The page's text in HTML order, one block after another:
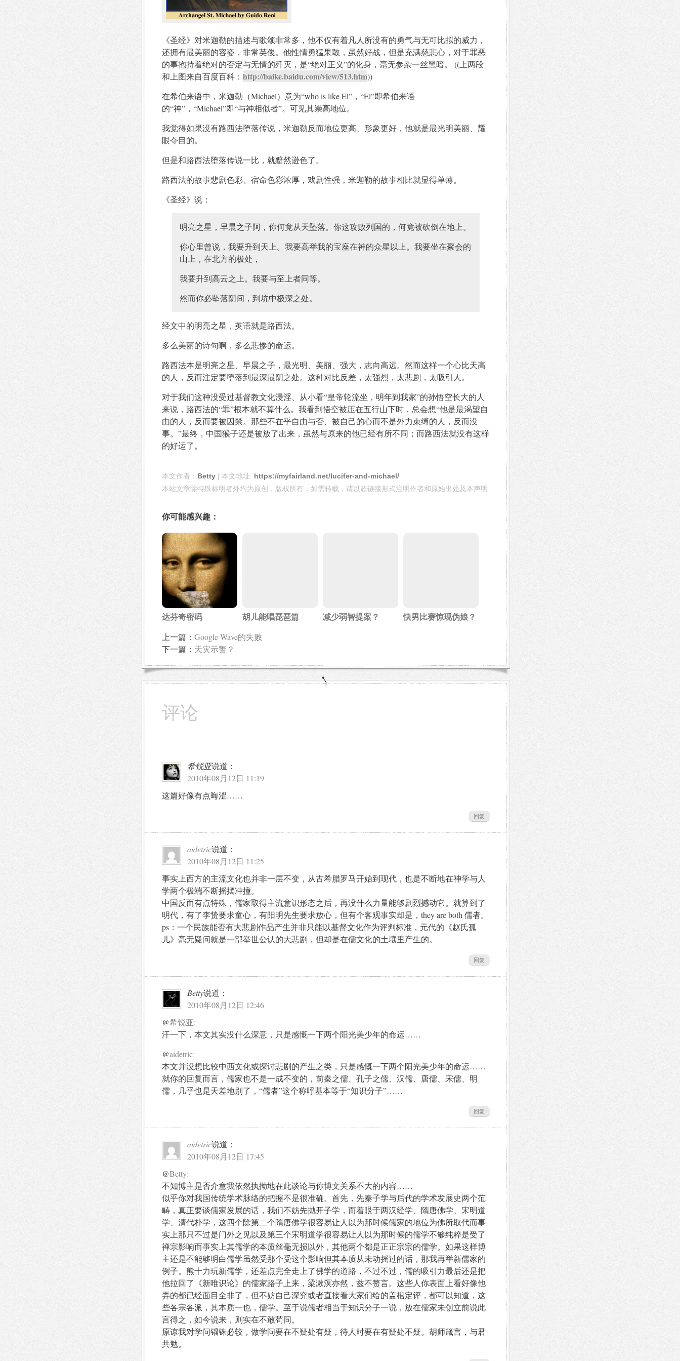
《圣经》对米迦勒的描述与歌颂非常多，他不仅有着凡人所没有的勇气与无可比拟的威力，
还拥有最美丽的容姿，非常英俊。他性情勇猛果敢，虽然好战，但是充满慈悲心，对于罪恶
的事抱持着绝对的否定与无情的歼灭，是“绝对正义”的化身，毫无参杂一丝黑暗。 ((上两段
和上图来自百度百科： http://baike.baidu.com/view/513.htm))
在希伯来语中，米迦勒（Michael）意为“who is like El”，“El”即希伯来语
的“神”，“Michael”即“与神相似者”。可见其崇高地位。
我觉得如果没有路西法堕落传说，米迦勒反而地位更高、形象更好，他就是最光明美丽、耀
眼夺目的。
但是和路西法堕落传说一比，就黯然逊色了。
路西法的故事悲剧色彩、宿命色彩浓厚，戏剧性强，米迦勒的故事相比就显得单薄。
《圣经》说：
明亮之星，早晨之子阿，你何竟从天坠落。你这攻败列国的，何竟被砍倒在地上。
你心里曾说，我要升到天上。我要高举我的宝座在神的众星以上。我要坐在聚会的
山上，在北方的极处，
我要升到高云之上。我要与至上者同等。
然而你必坠落阴间，到坑中极深之处。
经文中的明亮之星，英语就是路西法。
多么美丽的诗句啊，多么悲惨的命运。
路西法本是明亮之星、早晨之子，最光明、美丽、强大，志向高远。然而这样一个心比天高
的人，反而注定要堕落到最深最阴之处。这种对比反差，太强烈，太悲剧，太吸引人。
对于我们这种没受过基督教文化浸淫、从小看“皇帝轮流坐，明年到我家”的孙悟空长大的人
来说，路西法的“罪”根本就不算什么。我看到悟空被压在五行山下时，总会想“他是最渴望自
由的人，反而要被囚禁。那些不在乎自由与否、被自己的心而不是外力束缚的人，反而没
事。”最终，中国猴子还是被放了出来，虽然与原来的他已经有所不同；而路西法就没有这样
的好运了。
本文作者： Betty| 本文地址: https://myfairland.net/lucifer-and-michael/
本站文章除特殊标明者外均为原创，版权所有，如需转载，请以超链接形式注明作者和原始出处及本声明
你可能感兴趣：
达芬奇密码 胡儿能唱琵琶篇 减少弱智提案？ 快男比赛惊现伪娘？
上一篇： Google Wave的失败
下一篇： 天灾示警？
评论
希锐亚说道：
2010年08月12日 11:19
这篇好像有点晦涩……
回复
aidetric说道：
2010年08月12日 11:25
事实上西方的主流文化也并非一层不变，从古希腊罗马开始到现代，也是不断地在神学与人
学两个极端不断摇摆冲撞。
中国反而有点特殊，儒家取得主流意识形态之后，再没什么力量能够剧烈撼动它。就算到了
明代，有了李贽要求童心，有阳明先生要求放心，但有个客观事实却是，they are both 儒者。
ps：一个民族能否有大悲剧作品产生并非只能以基督文化作为评判标准，元代的《赵氏孤
儿》毫无疑问就是一部举世公认的大悲剧，但却是在儒文化的土壤里产生的。
回复
Betty说道：
2010年08月12日 12:46
@希锐亚:
汗一下，本文其实没什么深意，只是感慨一下两个阳光美少年的命运……
@aidetric:
本文并没想比较中西文化或探讨悲剧的产生之类，只是感慨一下两个阳光美少年的命运……
就你的回复而言，儒家也不是一成不变的，前秦之儒、孔子之儒、汉儒、唐儒、宋儒、明
儒，几乎也是天差地别了，“儒者”这个称呼基本等于“知识分子”……
回复
aidetric说道：
2010年08月12日 17:45
@Betty:
不知博主是否介意我依然执拗地在此谈论与你博文关系不大的内容……
似乎你对我国传统学术脉络的把握不是很准确。首先，先秦子学与后代的学术发展史两个范
畴，真正要谈儒家发展的话，我们不妨先抛开子学，而着眼于两汉经学、隋唐佛学、宋明道
学、清代朴学，这四个除第二个隋唐佛学很容易让人以为那时候儒家的地位为佛所取代而事
实上那只不过是门外之见以及第三个宋明道学很容易让人以为那时候的儒学不够纯粹是受了
禅宗影响而事实上其儒学的本质丝毫无损以外，其他两个都是正正宗宗的儒学。如果这样博
主还是不能够明白儒学虽然受那个受这个影响但其本质从未动摇过的话，那我再举新儒家的
例子。熊十力玩新儒学，还差点完全走上了佛学的道路，不过不过，儒的吸引力最后还是把
他拉回了《新唯识论》的儒家路子上来，梁漱溟亦然，兹不赘言。这些人你表面上看好像他
弄的都已经面目全非了，但不妨自己深究或者直接看大家们给的盖棺定评，都可以知道，这
些各宗各派，其本质一也，儒学。至于说儒者相当于知识分子一说，放在儒家未创立前说此
言得之，如今说来，则实在不敢苟同。
原谅我对学问锱铢必较，做学问要在不疑处有疑，待人时要在有疑处不疑。胡师箴言，与君
共勉。